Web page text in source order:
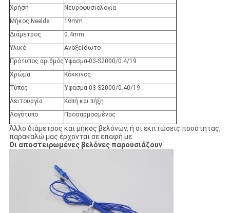
Χρήση
Νευροφυσιολογία
Μήκος Neelde
19mm
Διάμετρος
0.4mm
Υλικό
Ανοξείδωτο
Πρότυπος αριθμόςΎφασμα-03-S2000/0.4/19
Χρώμα
Κόκκινος
Τύπος
Ύφασμα-03-S2000/0.40/19
Λειτουργία
Κοπή και πήξη
Λογότυπο
Προσαρμοσμένος
Άλλο διάμετρος και μήκος βελόνων, ή οι εκπτώσεις ποσότητας,
παρακαλώ μας έρχονται σε επαφή με.
Οι αποστειρωμένες βελόνες παρουσιάζουν